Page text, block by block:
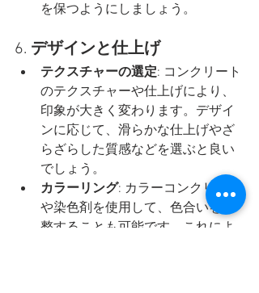
を保つようにしましょう。
6. デザインと仕上げ
テクスチャーの選定: コンクリート
のテクスチャーや仕上げにより、
印象が大きく変わります。デザイ
ンに応じて、滑らかな仕上げやざ
らざらした質感などを選ぶと良い
でしょう。
カラーリング: カラーコンクリート
や染色剤を使用して、色合いを調
整することも可能です。これによ